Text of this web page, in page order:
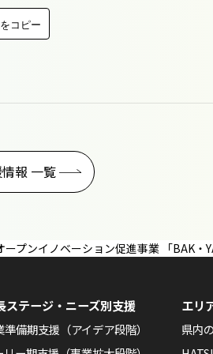
コピー
報 一覧
プンイノベーション促進事業 「BAK・
ステージ・ニーズ別支援
準備期支援（アイデア段階）
エリ
県内